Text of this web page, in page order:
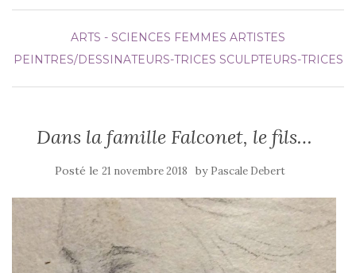
ARTS - SCIENCES FEMMES ARTISTES
PEINTRES/DESSINATEURS-TRICES SCULPTEURS-TRICES
Dans la famille Falconet, le fils…
Posté le 21 novembre 2018 by Pascale Debert